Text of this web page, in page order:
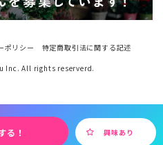
る！ 興味あり
ポリシー
特定商取引法に関する記述
Inc. All rights reserverd.